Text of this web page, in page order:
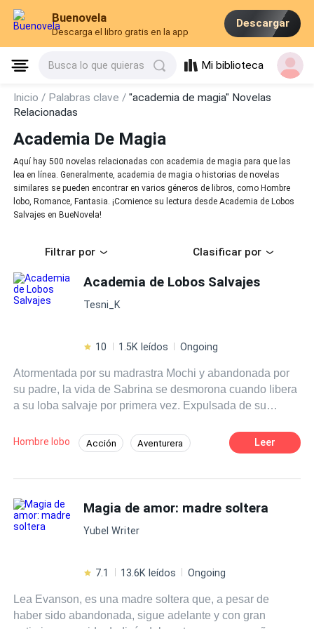
Buenovela
Descarga el libro gratis en la app
Descargar
Busca lo que quieras Mi biblioteca
Inicio / Palabras clave /"academia de magia" Novelas
Relacionadas
Academia De Magia
Aquí hay 500 novelas relacionadas con academia de magia para que las
lea en línea. Generalmente, academia de magia o historias de novelas
similares se pueden encontrar en varios géneros de libros, como Hombre
lobo, Romance, Fantasia. ¡Comience su lectura desde Academia de Lobos
Salvajes en BueNovela!
Filtrar por Clasificar por
Academia de Lobos Salvajes
Tesni_K
10 1.5K leídos Ongoing
Atormentada por su madrastra Mochi y abandonada por
su padre, la vida de Sabrina se desmorona cuando libera
a su loba salvaje por primera vez. Expulsada de su
una escuela infame para lobos marginados con poderes
Ahora está en el centro de atención, atrayendo enemigos
y atención no deseada. ¿Podrá sobrevivir a los peligros
de la Academia y a su creciente enamoramiento por los
excepto quizás ella?
Hombre lobo Acción Aventurera
Dramático
Leer
Magia de amor: madre soltera
Yubel Writer
7.1 13.6K leídos Ongoing
Lea Evanson, es una madre soltera que, a pesar de
haber sido abandonada, sigue adelante y con gran